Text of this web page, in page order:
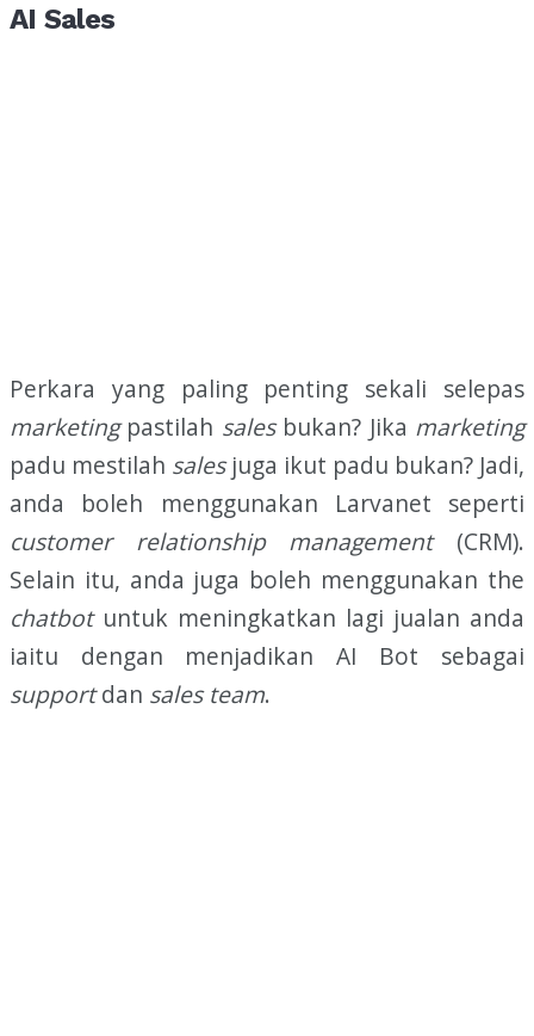
AI Sales
Perkara yang paling penting sekali selepas
marketingpastilah salesbukan? Jika marketing
padu mestilah salesjuga ikut padu bukan? Jadi,
anda boleh menggunakan Larvanet seperti
customer relationship management(CRM).
Selain itu, anda juga boleh menggunakan the
chatbotuntuk meningkatkan lagi jualan anda
iaitu dengan menjadikan AI Bot sebagai
supportdan sales team.